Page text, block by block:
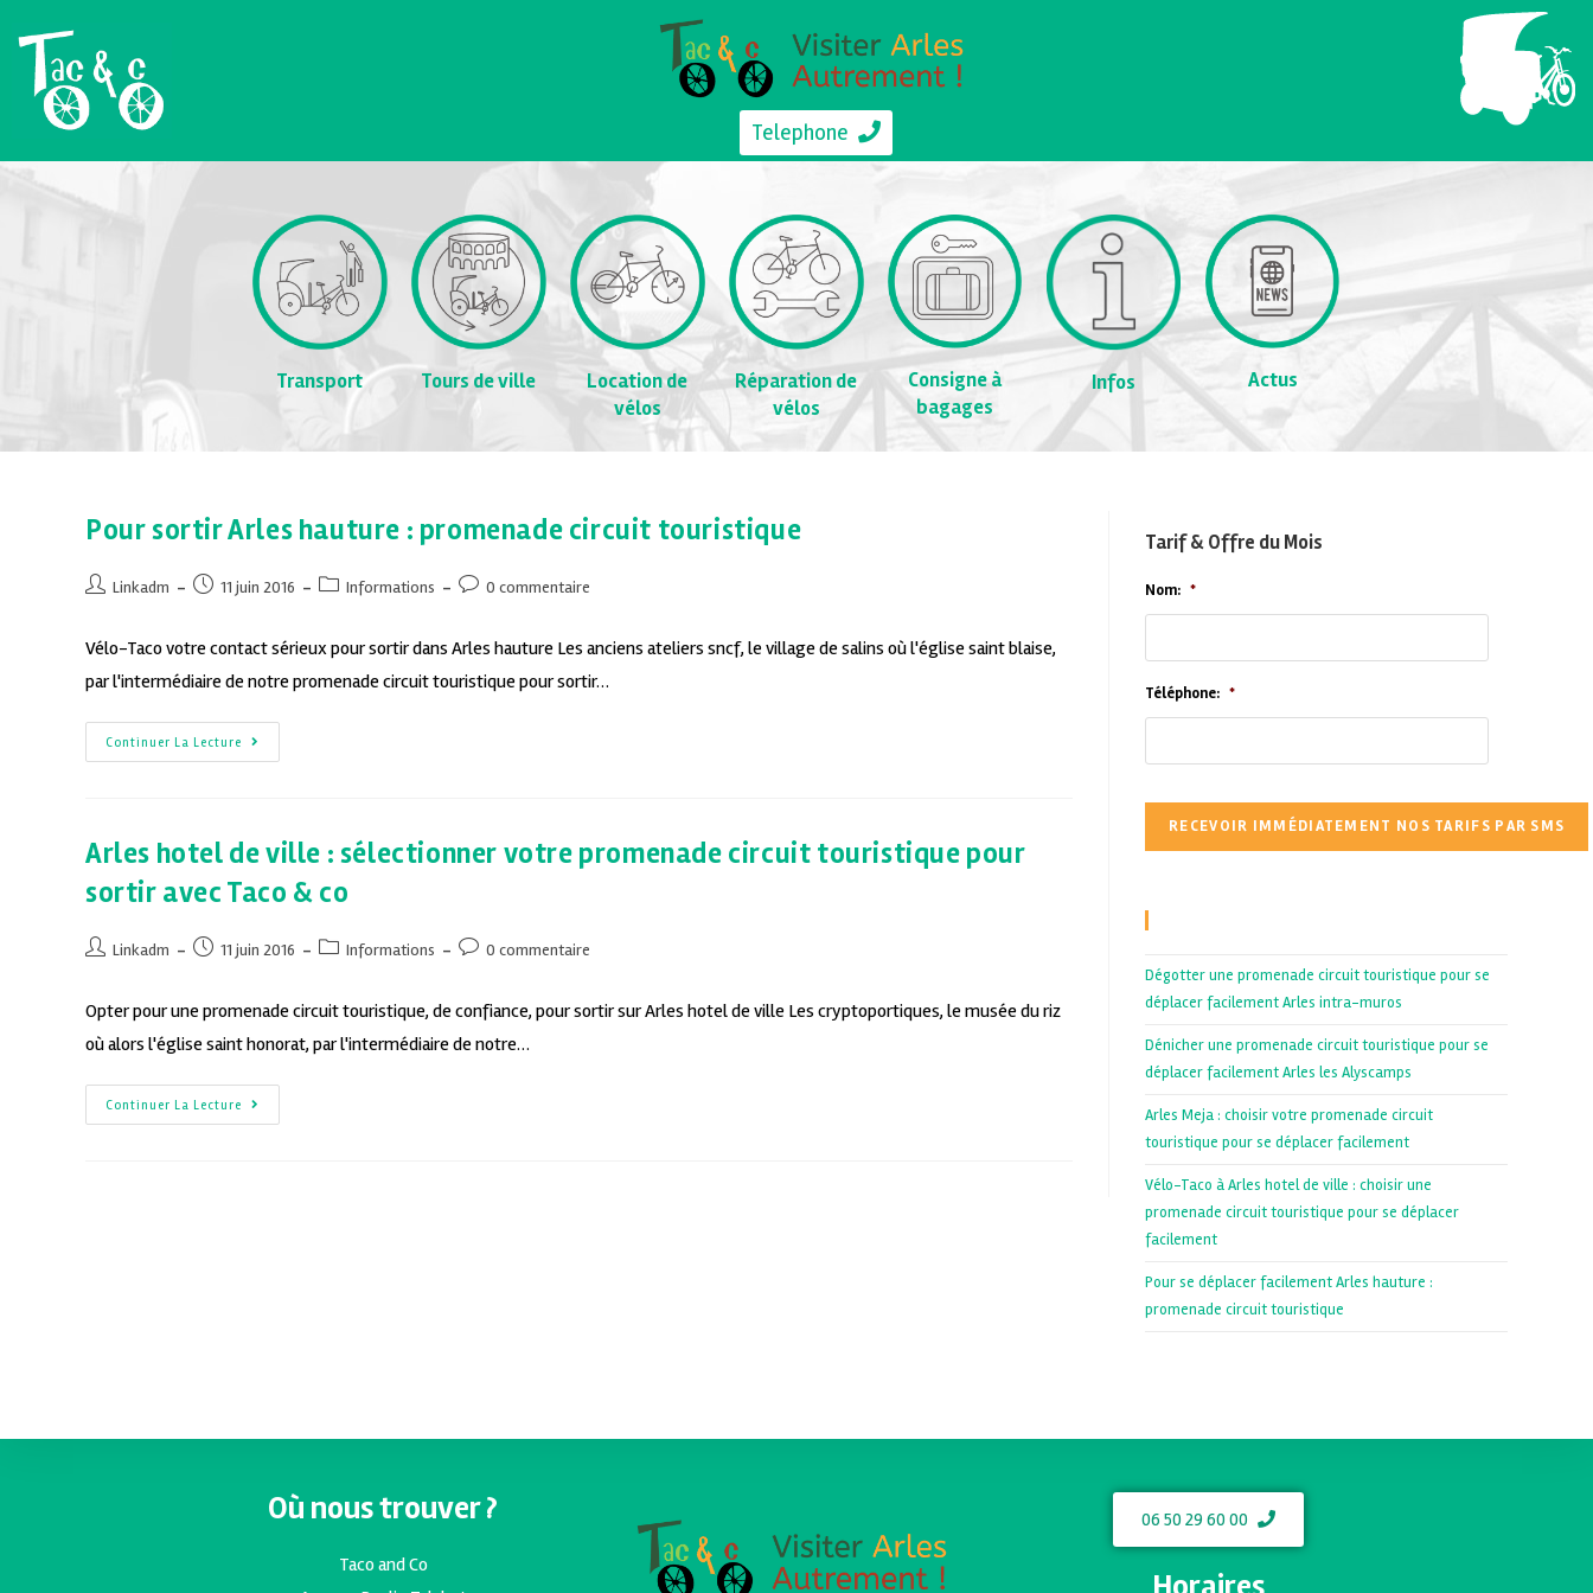
Telephone
Transport Tours de ville
Location de
vélos
Réparation de
vélos
Consigne à
bagages
Infos Actus
Pour sortir Arles hauture : promenade circuit touristique
Linkadm 11 juin 2016 Informations 0 commentaire
Vélo-Taco votre contact sérieux pour sortir dans Arles hauture Les anciens ateliers sncf, le village de salins où l'église saint blaise,
par l'intermédiaire de notre promenade circuit touristique pour sortir…
Continuer La Lecture
Arles hotel de ville : sélectionner votre promenade circuit touristique pour
sortir avec Taco & co
Linkadm 11 juin 2016 Informations 0 commentaire
Opter pour une promenade circuit touristique, de confiance, pour sortir sur Arles hotel de ville Les cryptoportiques, le musée du riz
où alors l'église saint honorat, par l'intermédiaire de notre…
Continuer La Lecture
Tarif & Offre du Mois
Nom: *
Téléphone: *
Dégotter une promenade circuit touristique pour se
déplacer facilement Arles intra-muros
Dénicher une promenade circuit touristique pour se
déplacer facilement Arles les Alyscamps
Arles Meja : choisir votre promenade circuit
touristique pour se déplacer facilement
Vélo-Taco à Arles hotel de ville : choisir une
promenade circuit touristique pour se déplacer
facilement
Pour se déplacer facilement Arles hauture :
promenade circuit touristique
Où nous trouver ?
Taco and Co
06 50 29 60 00